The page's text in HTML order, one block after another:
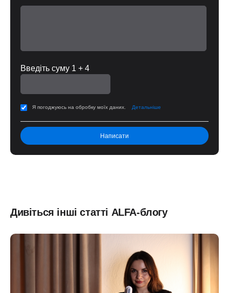
Введіть суму 1 + 4
Я погоджуюсь на обробку моїх даних. Детальніше
Дивіться інші статті ALFA-блогу